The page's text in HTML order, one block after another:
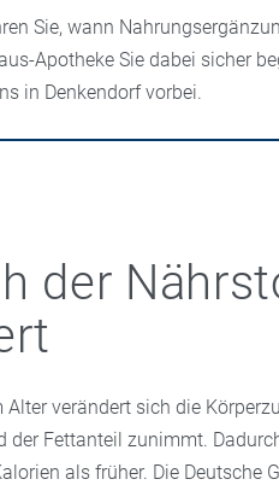
Sie, wann
Apotheke Sie dabei sicher
in Denkendorf vorbei.
der
Alter verändert sich die
der Fettanteil zunimmt.
als früher. Die Deutsche